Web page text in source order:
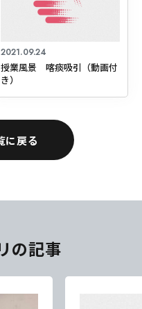
2021.09.24
授業風景 喀痰吸引（動画付
き）
に戻る
の記事